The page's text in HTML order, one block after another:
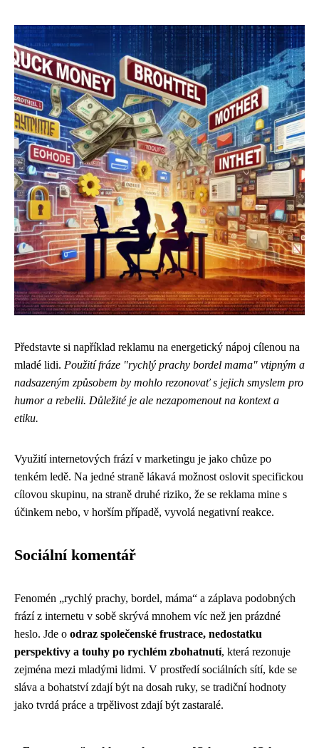
Představte si například reklamu na energetický nápoj cílenou na
mladé lidi. Použití fráze "rychlý prachy bordel mama" vtipným a
nadsazeným způsobem by mohlo rezonovať s jejich smyslem pro
humor a rebelii. Důležité je ale nezapomenout na kontext a
etiku.
Využití internetových frází v marketingu je jako chůze po
tenkém ledě. Na jedné straně lákavá možnost oslovit specifickou
cílovou skupinu, na straně druhé riziko, že se reklama mine s
účinkem nebo, v horším případě, vyvolá negativní reakce.
Sociální komentář
Fenomén „rychlý prachy, bordel, máma“ a záplava podobných
frází z internetu v sobě skrývá mnohem víc než jen prázdné
heslo. Jde o odraz společenské frustrace, nedostatku
perspektivy a touhy po rychlém zbohatnutí, která rezonuje
zejména mezi mladými lidmi. V prostředí sociálních sítí, kde se
sláva a bohatství zdají být na dosah ruky, se tradiční hodnoty
jako tvrdá práce a trpělivost zdají být zastaralé.